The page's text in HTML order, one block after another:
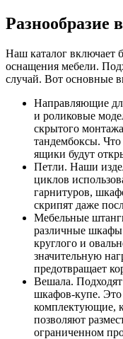
Разнообразие
Наш каталог включает
оснащения мебели.
случай. Вот основные
Направляющие
и роликовые
скрытого
тандембоксы.
ящики будут
Петли. Наши
циклов
гарнитуров,
скрипят даже
Мебельные
различные шкафы
круглого и
значительную
предотвращает
Вешала.
шкафов-купе.
комплектующие,
позволяют
ограниченном